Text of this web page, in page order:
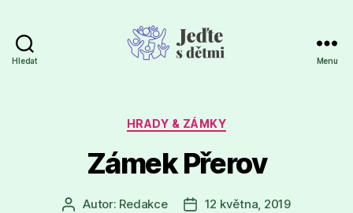
Hledat Menu
Rubriky
HRADY & ZÁMKY
Zámek Přerov
AutorAutor: Redakce
Datum
12 května, 2019